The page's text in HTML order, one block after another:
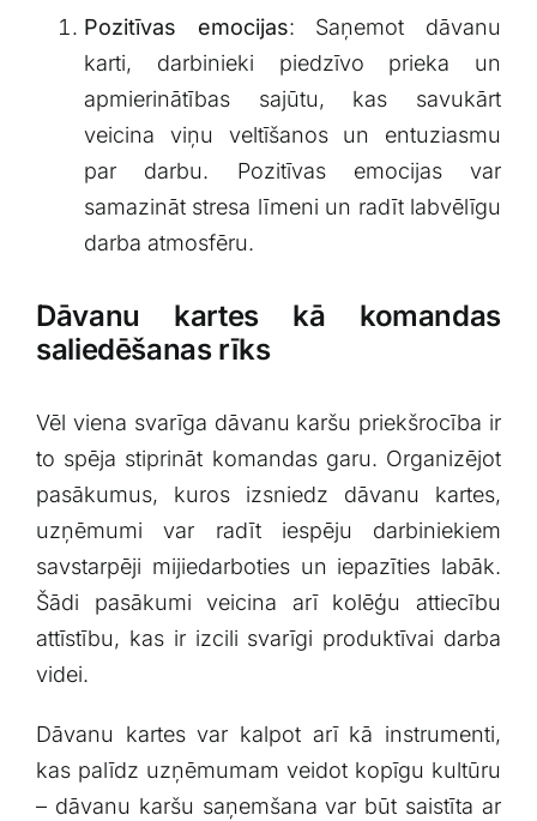
Pozitīvas emocijas: Saņemot⁣ dāvanu
karti, darbinieki ⁤piedzīvo ​prieka un
apmierinātības sajūtu,​ kas savukārt
veicina viņu veltīšanos un entuziasmu
par darbu. Pozitīvas emocijas var​
samazināt stresa līmeni un radīt labvēlīgu
darba⁣ atmosfēru.
Dāvanu ‍kartes kā komandas
saliedēšanas⁤ rīks
Vēl viena svarīga dāvanu karšu priekšrocība ir
to spēja stiprināt‌ komandas⁤ garu. Organizējot‍
pasākumus, kuros ⁤izsniedz dāvanu kartes,
uzņēmumi var radīt‍ iespēju darbiniekiem
savstarpēji mijiedarboties un iepazīties labāk.
Šādi⁣ pasākumi veicina arī kolēģu attiecību
‌attīstību, kas ir⁤ izcili svarīgi ‍produktīvai ⁣darba
videi.
Dāvanu kartes ​var kalpot arī kā instrumenti,​
kas palīdz uzņēmumam veidot ‍kopīgu kultūru
– dāvanu karšu⁤ saņemšana var ⁣būt saistīta ar⁣